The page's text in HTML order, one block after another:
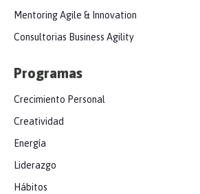
Mentoring Agile & Innovation
Consultorias Business Agility
Programas
Crecimiento Personal
Creatividad
Energía
Liderazgo
Hábitos